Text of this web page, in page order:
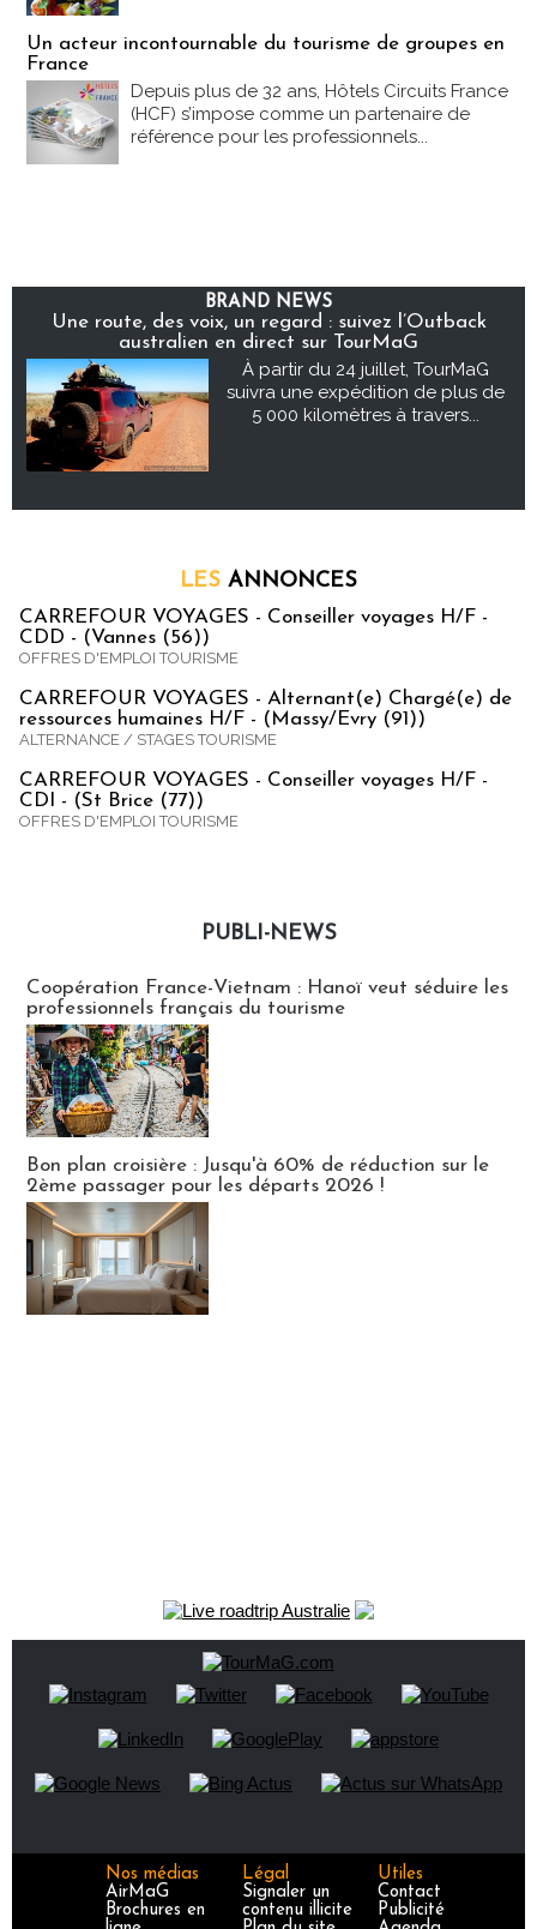
Un acteur incontournable du tourisme de groupes en
France
Depuis plus de 32 ans, Hôtels Circuits France
(HCF) s’impose comme un partenaire de
référence pour les professionnels...
BRAND NEWS
Une route, des voix, un regard : suivez l’Outback
australien en direct sur TourMaG
À partir du 24 juillet, TourMaG
suivra une expédition de plus de
5 000 kilomètres à travers...
LES ANNONCES
CARREFOUR VOYAGES - Conseiller voyages H/F -
CDD - (Vannes (56))
OFFRES D'EMPLOI TOURISME
CARREFOUR VOYAGES - Alternant(e) Chargé(e) de
ressources humaines H/F - (Massy/Evry (91))
ALTERNANCE / STAGES TOURISME
CARREFOUR VOYAGES - Conseiller voyages H/F -
CDI - (St Brice (77))
OFFRES D'EMPLOI TOURISME
PUBLI-NEWS
Coopération France-Vietnam : Hanoï veut séduire les
professionnels français du tourisme
Bon plan croisière : Jusqu'à 60% de réduction sur le
2ème passager pour les départs 2026 !
Nos médias
AirMaG
Brochures en
Légal
Signaler un
contenu illicite
Utiles
Contact
Publicité